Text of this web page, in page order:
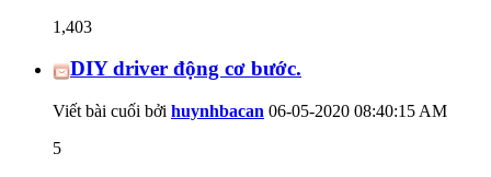
1,403
DIY driver động cơ bước.
Viết bài cuối bởi huynhbacan 06-05-2020 08:40:15 AM
5